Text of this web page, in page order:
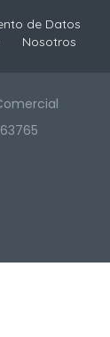
de Datos
Nosotros